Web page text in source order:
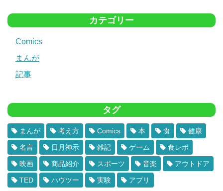
カテゴリー
Comics
まんが
記事
タグ
まんが 考え方 Comics 本 食 健康
名言 日月神示 雑記 ゲーム 食レポ
映画 商品紹介 スポーツ 音楽 アウトドア
TED ハウツー 実験 アプリ